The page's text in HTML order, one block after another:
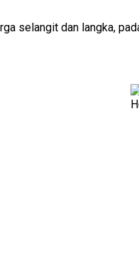
selangit dan langka,